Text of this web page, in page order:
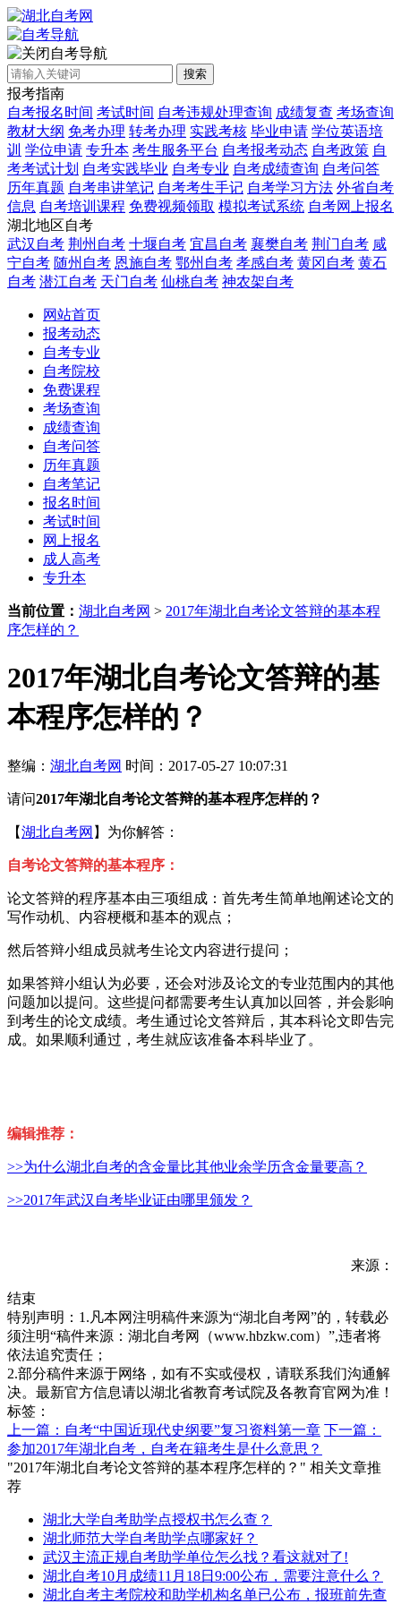
自考导航
搜索
报考指南
自考报名时间 考试时间 自考违规处理查询 成绩复查 考场查询
教材大纲 免考办理 转考办理 实践考核 毕业申请 学位英语培
训 学位申请 专升本 考生服务平台 自考报考动态 自考政策 自
考考试计划 自考实践毕业 自考专业 自考成绩查询 自考问答
历年真题 自考串讲笔记 自考考生手记 自考学习方法 外省自考
信息 自考培训课程 免费视频领取 模拟考试系统 自考网上报名
湖北地区自考
武汉自考 荆州自考 十堰自考 宜昌自考 襄樊自考 荆门自考 咸
宁自考 随州自考 恩施自考 鄂州自考 孝感自考 黄冈自考 黄石
自考 潜江自考 天门自考 仙桃自考 神农架自考
网站首页
报考动态
自考专业
自考院校
免费课程
考场查询
成绩查询
自考问答
历年真题
自考笔记
报名时间
考试时间
网上报名
成人高考
专升本
当前位置： 湖北自考网 > 2017年湖北自考论文答辩的基本程
序怎样的？
2017年湖北自考论文答辩的基
本程序怎样的？
整编： 湖北自考网 时间：2017-05-27 10:07:31
请问2017年湖北自考论文答辩的基本程序怎样的？
【湖北自考网 】为你解答：
自考论文答辩的基本程序：
论文答辩的程序基本由三项组成：首先考生简单地阐述论文的
写作动机、内容梗概和基本的观点；
然后答辩小组成员就考生论文内容进行提问；
如果答辩小组认为必要，还会对涉及论文的专业范围内的其他
问题加以提问。这些提问都需要考生认真加以回答，并会影响
到考生的论文成绩。考生通过论文答辩后，其本科论文即告完
成。如果顺利通过，考生就应该准备本科毕业了。
编辑推荐：
>>为什么湖北自考的含金量比其他业余学历含金量要高？
>>2017年武汉自考毕业证由哪里颁发？
来源：
结束
特别声明：1.凡本网注明稿件来源为“湖北自考网”的，转载必
须注明“稿件来源：湖北自考网（www.hbzkw.com）”,违者将
依法追究责任；
2.部分稿件来源于网络，如有不实或侵权，请联系我们沟通解
决。最新官方信息请以湖北省教育考试院及各教育官网为准！
标签：
上一篇：自考“中国近现代史纲要”复习资料第一章 下一篇：
参加2017年湖北自考，自考在籍考生是什么意思？
"2017年湖北自考论文答辩的基本程序怎样的？" 相关文章推
荐
湖北大学自考助学点授权书怎么查？
湖北师范大学自考助学点哪家好？
武汉主流正规自考助学单位怎么找？看这就对了!
湖北自考10月成绩11月18日9:00公布，需要注意什么？
湖北自考主考院校和助学机构名单已公布，报班前先查